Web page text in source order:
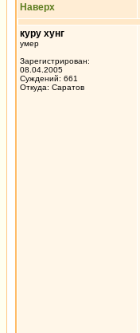
Наверх
куру хунг
умер
Зарегистрирован:
08.04.2005
Суждений: 661
Откуда: Саратов